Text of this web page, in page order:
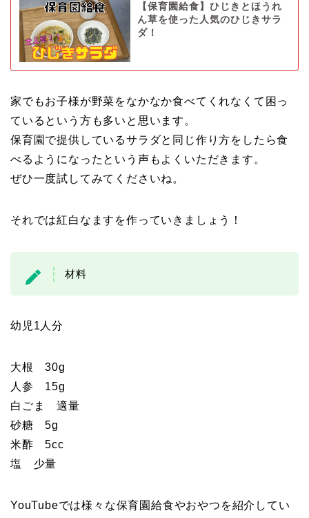
【保育園給食】ひじきとほうれ
ん草を使った人気のひじきサラ
ダ！
家でもお子様が野菜をなかなか食べてくれなくて困っ
ているという方も多いと思います。
保育園で提供しているサラダと同じ作り方をしたら食
べるようになったという声もよくいただきます。
ぜひ一度試してみてくださいね。
それでは紅白なますを作っていきましょう！
材料
幼児1人分
大根 30g
人参 15g
白ごま 適量
砂糖 5g
米酢 5cc
塩 少量
YouTubeでは様々な保育園給食やおやつを紹介してい